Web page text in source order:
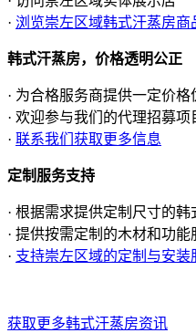
· 浏览崇左区域韩式汗蒸房商
韩式汗蒸房，价格透明公正
· 为合格服务商提供一定价格
· 欢迎参与我们的代理招募项
· 联系我们获取更多信息
定制服务支持
· 根据需求提供定制尺寸的韩
· 提供按需定制的木材和功能
· 支持崇左区域的定制与安装
获取更多韩式汗蒸房资讯